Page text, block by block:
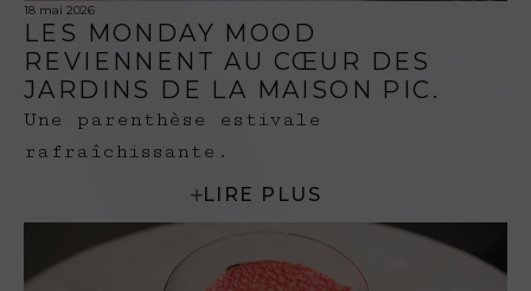
18 mai 2026
LES MONDAY MOOD
REVIENNENT AU CŒUR DES
JARDINS DE LA MAISON PIC.
Une parenthèse estivale
rafraîchissante.
LIRE PLUS